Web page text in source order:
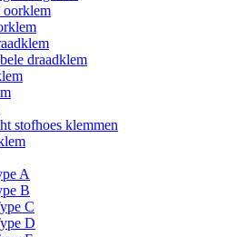
oorklem
draadklem
stofhoes klemmen
A
B
C
D